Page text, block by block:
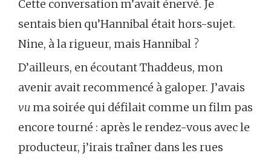
Cette conversation m’avait énervé. Je
sentais bien qu’Hannibal était hors-sujet.
Nine, à la rigueur, mais Hannibal ?
D’ailleurs, en écoutant Thaddeus, mon
avenir avait recommencé à galoper. J’avais
vu ma soirée qui défilait comme un film pas
encore tourné : après le rendez-vous avec le
producteur, j’irais traîner dans les rues